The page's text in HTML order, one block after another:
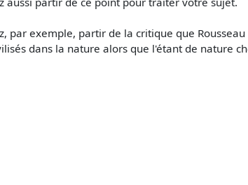
par exemple, partir de la critique que
dans la nature alors que l'étant de nature